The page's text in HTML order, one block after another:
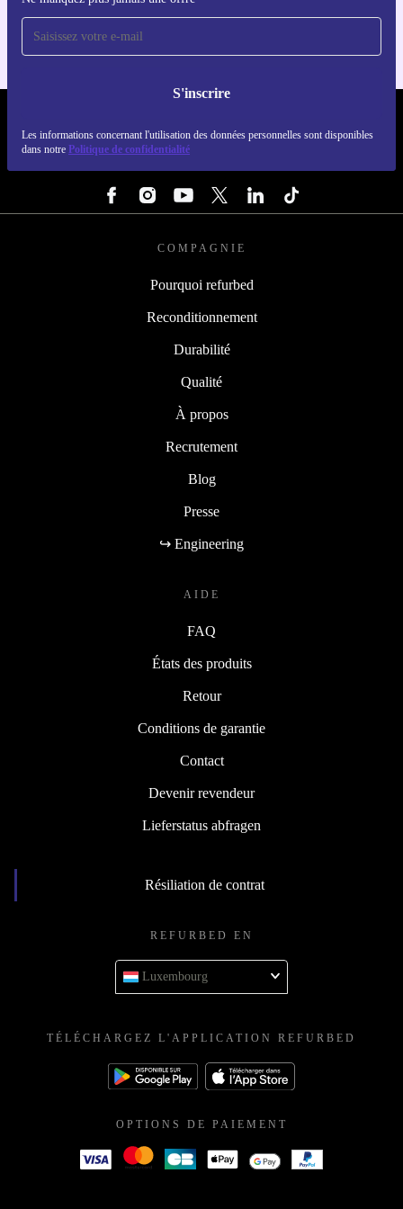
S'inscrire
Les informations concernant l'utilisation des données personnelles sont disponibles
dans notre Politique de confidentialité
COMPAGNIE
Pourquoi refurbed
Reconditionnement
Durabilité
Qualité
À propos
Recrutement
Blog
Presse
↪ Engineering
AIDE
FAQ
États des produits
Retour
Conditions de garantie
Contact
Devenir revendeur
Lieferstatus abfragen
Résiliation de contrat
REFURBED EN
Luxembourg
TÉLÉCHARGEZ L'APPLICATION REFURBED
OPTIONS DE PAIEMENT